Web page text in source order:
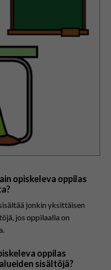
opiskeleva oppilas
jonkin yksittäisen
jos oppilaalla on
oppilas
sisältöjä?